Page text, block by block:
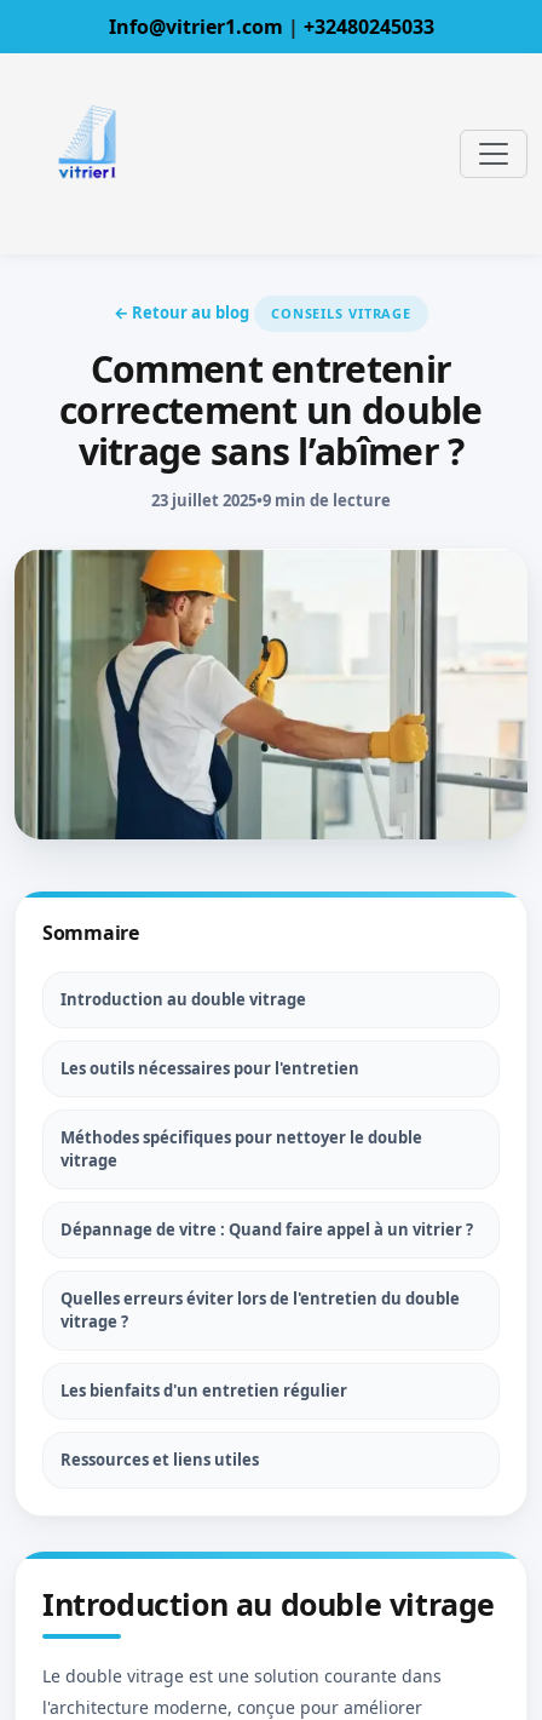
Info@vitrier1.com | +32480245033
← Retour au blog CONSEILS VITRAGE
Comment entretenir
correctement un double
vitrage sans l’abîmer ?
23 juillet 2025•9 min de lecture
Sommaire
Introduction au double vitrage
Les outils nécessaires pour l'entretien
Méthodes spécifiques pour nettoyer le double
vitrage
Dépannage de vitre : Quand faire appel à un vitrier ?
Quelles erreurs éviter lors de l'entretien du double
vitrage ?
Les bienfaits d'un entretien régulier
Ressources et liens utiles
Introduction au double vitrage
Le double vitrage est une solution courante dans
l'architecture moderne, conçue pour améliorer